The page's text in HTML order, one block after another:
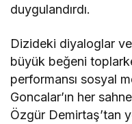
duygulandırdı.
Dizideki diyaloglar ve
büyük beğeni
performansı sosyal
Goncalar’ın her
Özgür Demirtaş’tan